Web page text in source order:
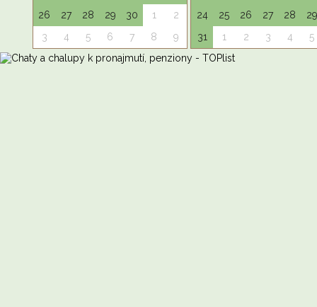
26
27 28 29 30 1
2
3
4 5 6 7 8 9
24
25 26 27 28
29
31
1 2 3 4 5